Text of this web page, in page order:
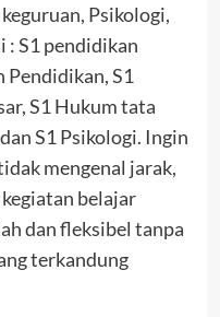
Psikologi,
: S1 pendidikan
Pendidikan, S1
S1 Hukum tata
S1 Psikologi. Ingin
mengenal jarak,
belajar
dan fleksibel tanpa
terkandung